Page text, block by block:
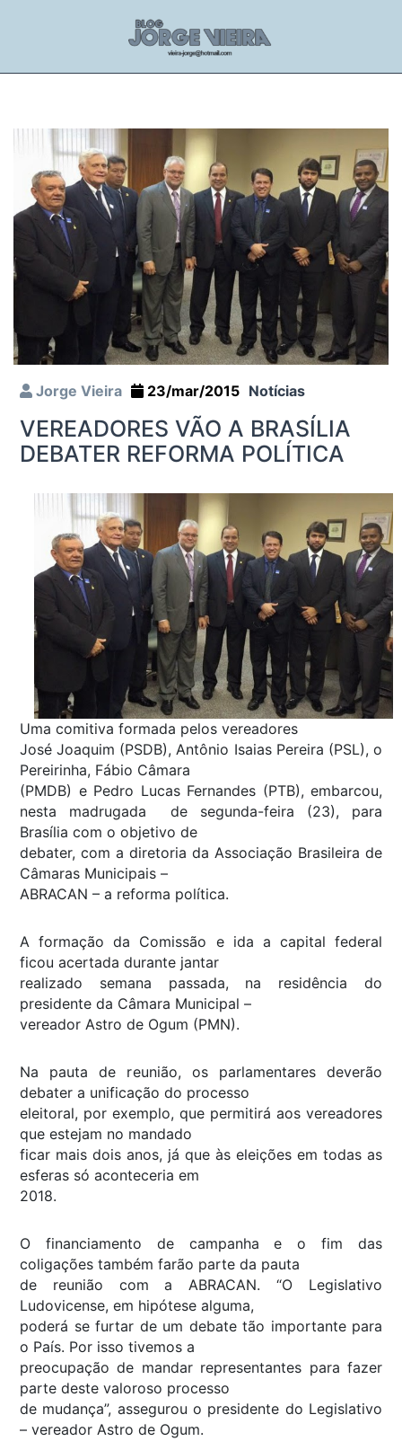
Jorge Vieira 23/mar/2015 Notícias
VEREADORES VÃO A BRASÍLIA
DEBATER REFORMA POLÍTICA
Uma comitiva formada pelos vereadores
José Joaquim (PSDB), Antônio Isaias Pereira (PSL), o
Pereirinha, Fábio Câmara
(PMDB) e Pedro Lucas Fernandes (PTB), embarcou,
nesta madrugada de segunda-feira (23), para
Brasília com o objetivo de
debater, com a diretoria da Associação Brasileira de
Câmaras Municipais –
ABRACAN – a reforma política.
A formação da Comissão e ida a capital federal
ficou acertada durante jantar
realizado semana passada, na residência do
presidente da Câmara Municipal –
vereador Astro de Ogum (PMN).
Na pauta de reunião, os parlamentares deverão
debater a unificação do processo
eleitoral, por exemplo, que permitirá aos vereadores
que estejam no mandado
ficar mais dois anos, já que às eleições em todas as
esferas só aconteceria em
2018.
O financiamento de campanha e o fim das
coligações também farão parte da pauta
de reunião com a ABRACAN. “O Legislativo
Ludovicense, em hipótese alguma,
poderá se furtar de um debate tão importante para
o País. Por isso tivemos a
preocupação de mandar representantes para fazer
parte deste valoroso processo
de mudança”, assegurou o presidente do Legislativo
– vereador Astro de Ogum.